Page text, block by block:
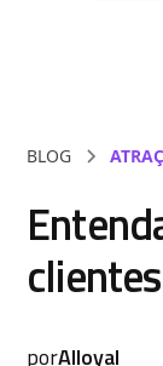
BLOG
porAlloyal